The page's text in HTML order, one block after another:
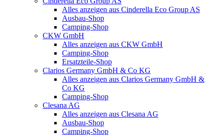
Alles anzeigen aus Cinderella Eco Group AS
Ausbau-Shop
Camping-Shop
CKW GmbH
Alles anzeigen aus CKW GmbH
Camping-Shop
Ersatzteile-Shop
Clarios Germany GmbH & Co KG
Alles anzeigen aus Clarios Germany GmbH &
Co KG
Camping-Shop
Clesana AG
Alles anzeigen aus Clesana AG
Ausbau-Shop
Camping-Shop